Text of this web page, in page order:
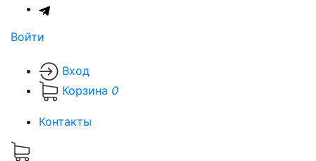
Войти
Вход
Корзина 0
Контакты